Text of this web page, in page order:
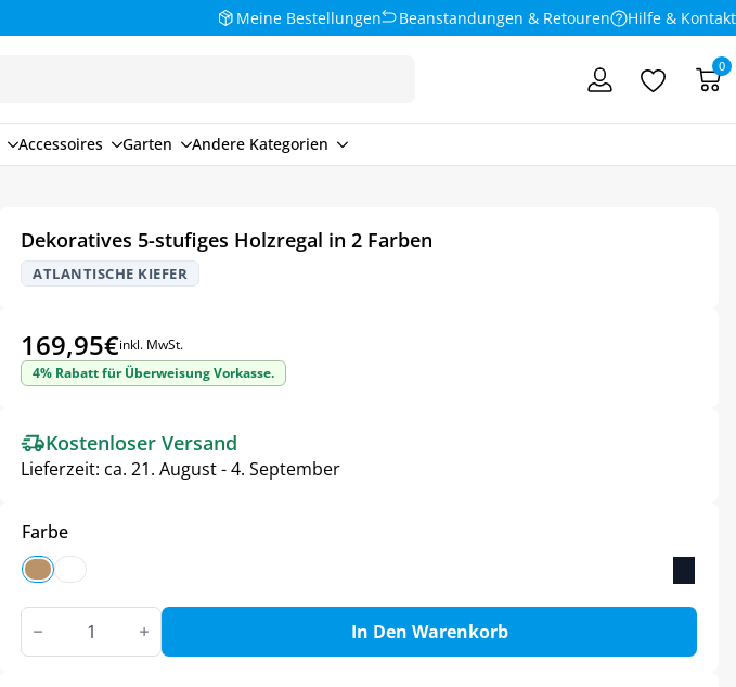
Meine Bestellungen Beanstandungen & Retouren Hilfe & Kontakt
0
Accessoires Garten Andere Kategorien
Dekoratives 5-stufiges Holzregal in 2 Farben
ATLANTISCHE KIEFER
169,95€inkl. MwSt.
4% Rabatt für Überweisung Vorkasse.
Kostenloser Versand
Lieferzeit: ca. 21. August - 4. September
Farbe
Dekoratives
5-
stufiges
In Den Warenkorb